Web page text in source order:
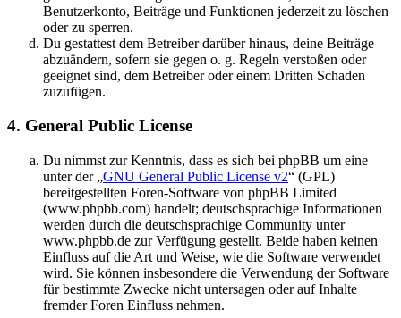
Benutzerkonto, Beiträge und Funktionen jederzeit zu löschen
oder zu sperren.
Du gestattest dem Betreiber darüber hinaus, deine Beiträge
abzuändern, sofern sie gegen o. g. Regeln verstoßen oder
geeignet sind, dem Betreiber oder einem Dritten Schaden
zuzufügen.
4. General Public License
Du nimmst zur Kenntnis, dass es sich bei phpBB um eine
unter der „GNU General Public License v2“ (GPL)
bereitgestellten Foren-Software von phpBB Limited
(www.phpbb.com) handelt; deutschsprachige Informationen
werden durch die deutschsprachige Community unter
www.phpbb.de zur Verfügung gestellt. Beide haben keinen
Einfluss auf die Art und Weise, wie die Software verwendet
wird. Sie können insbesondere die Verwendung der Software
für bestimmte Zwecke nicht untersagen oder auf Inhalte
fremder Foren Einfluss nehmen.